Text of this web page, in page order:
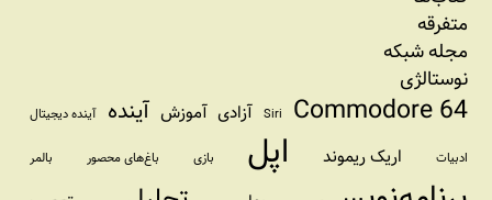
متفرقه
مجله شبکه
نوستالژی
Commodore 64
Siri آزادی آموزش آینده آینده دیجیتال
ادبیات اریک ریموند اپل بازی باغ‌های محصور بالمر